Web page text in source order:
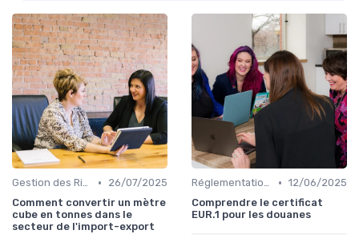
Gestion des Risques •
26/07/2025
Comment convertir un mètre
cube en tonnes dans le
secteur de l'import-export
Réglementations Douanières • 12/06/2025
Comprendre le certificat
EUR.1 pour les douanes